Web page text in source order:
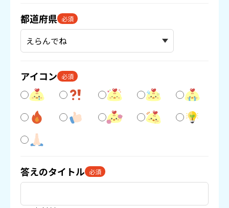
都道府県 必須
アイコン 必須
答えのタイトル 必須